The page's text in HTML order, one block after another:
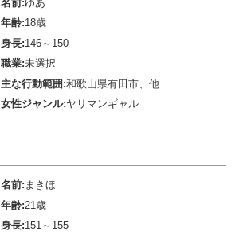
名前:ゆあ
年齢:18歳
身長:146～150
職業:未選択
主な行動範囲:和歌山県有田市、他
女性ジャンル:ヤリマンギャル
名前: まきほ
年齢:21歳
身長:151～155